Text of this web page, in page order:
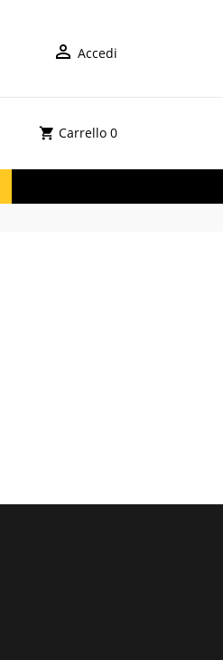
Accedi
Carrello 0